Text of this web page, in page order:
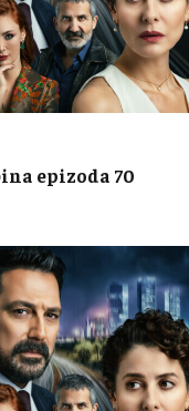
epizoda 70